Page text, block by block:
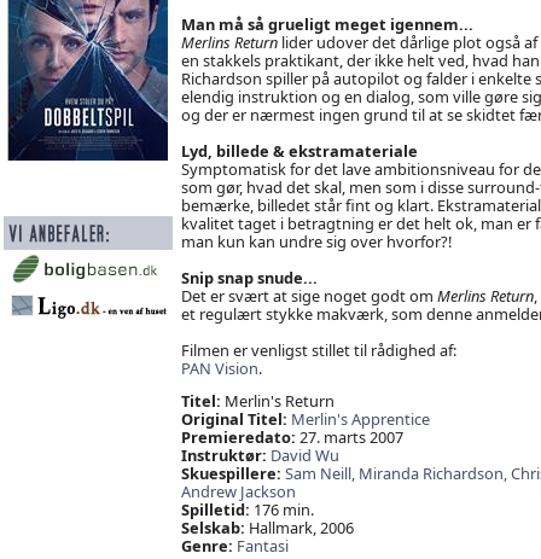
Man må så grueligt meget igennem...
Merlins Returnlider udover det dårlige plot også
en stakkels praktikant, der ikke helt ved, hvad
Richardson spiller på autopilot og falder i
elendig instruktion og en dialog, som ville gøre
og der er nærmest ingen grund til at se skidtet
Lyd, billede & ekstramateriale
Symptomatisk for det lave ambitionsniveau for
som gør, hvad det skal, men som i disse
bemærke, billedet står fint og klart.
kvalitet taget i betragtning er det helt ok, man er
man kun kan undre sig over hvorfor?!
Snip snap snude...
Det er svært at sige noget godt om Merlins Return,
et regulært stykke makværk, som denne
Filmen er venligst stillet til rådighed af:
PAN Vision.
Titel: Merlin's Return
Original Titel: Merlin's Apprentice
Premieredato: 27. marts 2007
Instruktør: David Wu
Skuespillere: Sam Neill, Miranda Richardson,
Andrew Jackson
Spilletid: 176 min.
Selskab: Hallmark, 2006
Genre: Fantasi